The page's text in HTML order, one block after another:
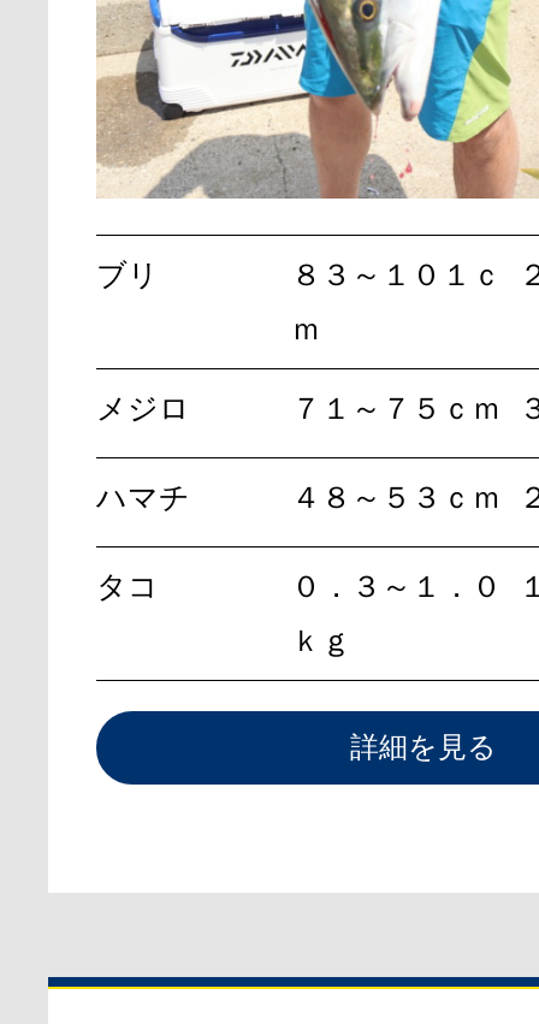
ブリ
８３～１０１ｃ
ｍ
メジロ ７１～７５ｃｍ
ハマチ ４８～５３ｃｍ
タコ
０．３～１．０
ｋｇ
詳細を見る